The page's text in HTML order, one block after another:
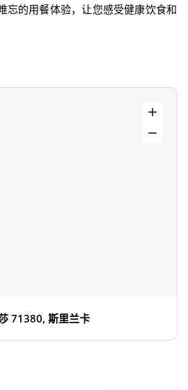
忘的用餐体验，让您感受健康饮食和
71380, 斯里兰卡